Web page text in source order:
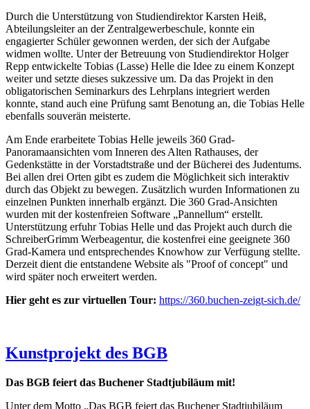
Durch die Unterstützung von Studiendirektor Karsten Heiß,
Abteilungsleiter an der Zentralgewerbeschule, konnte ein
engagierter Schüler gewonnen werden, der sich der Aufgabe
widmen wollte. Unter der Betreuung von Studiendirektor Holger
Repp entwickelte Tobias (Lasse) Helle die Idee zu einem Konzept
weiter und setzte dieses sukzessive um. Da das Projekt in den
obligatorischen Seminarkurs des Lehrplans integriert werden
konnte, stand auch eine Prüfung samt Benotung an, die Tobias Helle
ebenfalls souverän meisterte.
Am Ende erarbeitete Tobias Helle jeweils 360 Grad-
Panoramaansichten vom Inneren des Alten Rathauses, der
Gedenkstätte in der Vorstadtstraße und der Bücherei des Judentums.
Bei allen drei Orten gibt es zudem die Möglichkeit sich interaktiv
durch das Objekt zu bewegen. Zusätzlich wurden Informationen zu
einzelnen Punkten innerhalb ergänzt. Die 360 Grad-Ansichten
wurden mit der kostenfreien Software „Pannellum“ erstellt.
Unterstützung erfuhr Tobias Helle und das Projekt auch durch die
SchreiberGrimm Werbeagentur, die kostenfrei eine geeignete 360
Grad-Kamera und entsprechendes Knowhow zur Verfügung stellte.
Derzeit dient die entstandene Website als "Proof of concept" und
wird später noch erweitert werden.
Hier geht es zur virtuellen Tour: https://360.buchen-zeigt-sich.de/
Kunstprojekt des BGB
Das BGB feiert das Buchener Stadtjubiläum mit!
Unter dem Motto „Das BGB feiert das Buchener Stadtjubiläum